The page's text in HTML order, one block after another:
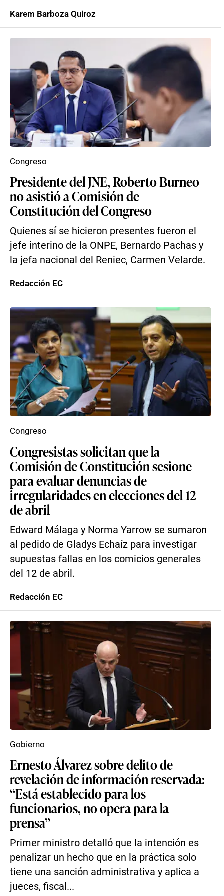
Karem Barboza Quiroz
Presidente del JNE, Roberto Burneo
no asistió a Comisión de
Constitución del Congreso
Quienes sí se hicieron presentes fueron el
jefe interino de la ONPE, Bernardo Pachas y
la jefa nacional del Reniec, Carmen Velarde.
Congreso
Redacción EC
Congresistas solicitan que la
Comisión de Constitución sesione
para evaluar denuncias de
irregularidades en elecciones del 12
de abril
Edward Málaga y Norma Yarrow se sumaron
al pedido de Gladys Echaíz para investigar
supuestas fallas en los comicios generales
del 12 de abril.
Congreso
Redacción EC
Ernesto Álvarez sobre delito de
revelación de información reservada:
“Está establecido para los
funcionarios, no opera para la
prensa”
Primer ministro detalló que la intención es
penalizar un hecho que en la práctica solo
tiene una sanción administrativa y aplica a
jueces, fiscal...
Gobierno